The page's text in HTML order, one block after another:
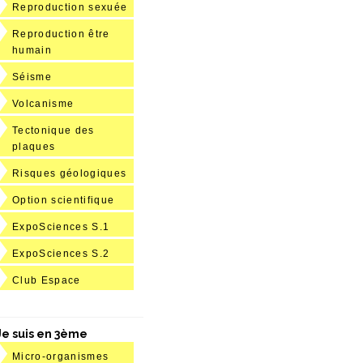
Reproduction sexuée
Reproduction être
humain
Séisme
Volcanisme
Tectonique des
plaques
Risques géologiques
Option scientifique
ExpoSciences S.1
ExpoSciences S.2
Club Espace
suis en 3ème
Micro-organismes